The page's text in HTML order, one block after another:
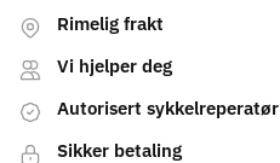
Rimelig frakt
Vi hjelper deg
Autorisert sykkelreperatør
Sikker betaling